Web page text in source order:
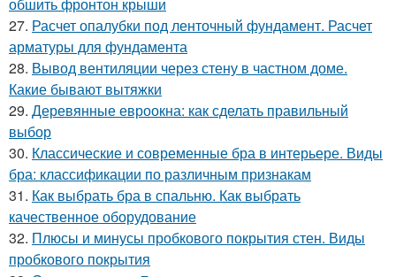
27. Расчет опалубки под ленточный фундамент. Расчет
арматуры для фундамента
28. Вывод вентиляции через стену в частном доме.
Какие бывают вытяжки
29. Деревянные евроокна: как сделать правильный
выбор
30. Классические и современные бра в интерьере. Виды
бра: классификации по различным признакам
31. Как выбрать бра в спальню. Как выбрать
качественное оборудование
32. Плюсы и минусы пробкового покрытия стен. Виды
пробкового покрытия